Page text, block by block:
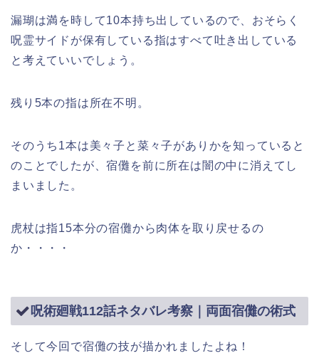
漏瑚は満を時して10本持ち出しているので、おそらく
呪霊サイドが保有している指はすべて吐き出している
と考えていいでしょう。
残り5本の指は所在不明。
そのうち1本は美々子と菜々子がありかを知っていると
のことでしたが、宿儺を前に所在は闇の中に消えてし
まいました。
虎杖は指15本分の宿儺から肉体を取り戻せるの
か・・・・
呪術廻戦112話ネタバレ考察｜両面宿儺の術式
そして今回で宿儺の技が描かれましたよね！